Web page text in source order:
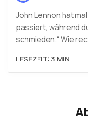
John Lennon hat
passiert, während
schmieden.“ Wie
LESEZEIT: 3 MIN.